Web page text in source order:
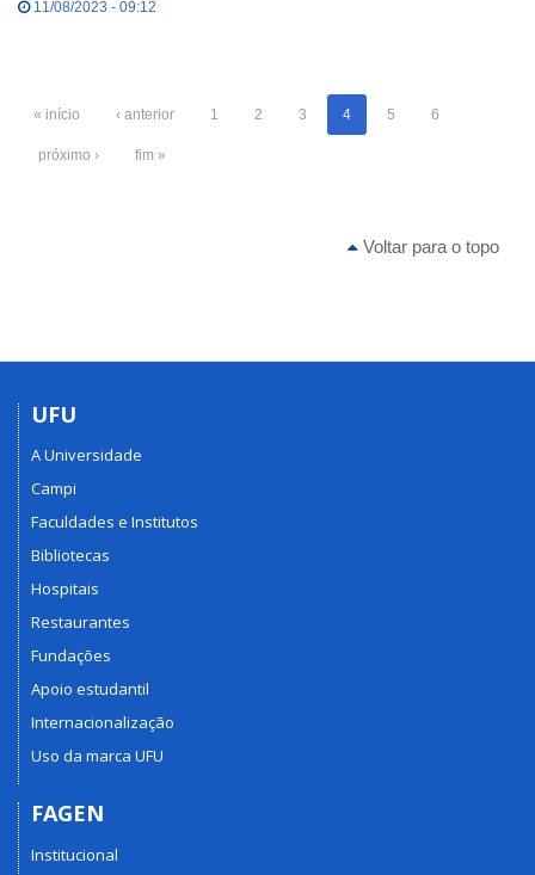
11/08/2023 - 09:12
« início ‹ anterior 1 2 3 4 5 6
próximo › fim »
Voltar para o topo
UFU
A Universidade
Campi
Faculdades e Institutos
Bibliotecas
Hospitais
Restaurantes
Fundações
Apoio estudantil
Internacionalização
Uso da marca UFU
FAGEN
Institucional